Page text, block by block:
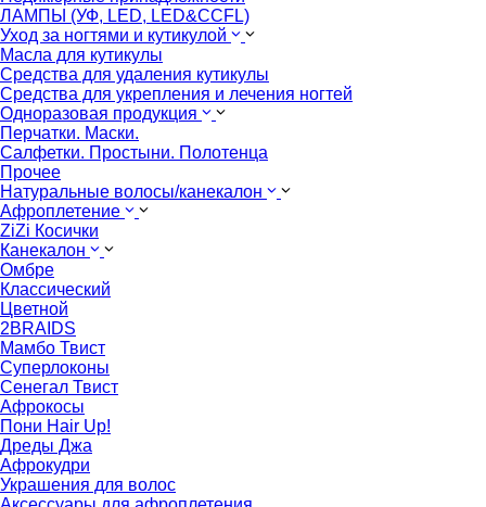
ЛАМПЫ (УФ, LED, LED&CCFL)
Уход за ногтями и кутикулой
Масла для кутикулы
Средства для удаления кутикулы
Средства для укрепления и лечения ногтей
Одноразовая продукция
Перчатки. Маски.
Салфетки. Простыни. Полотенца
Прочее
Натуральные волосы/канекалон
Афроплетение
ZiZi Косички
Канекалон
Омбре
Классический
Цветной
2BRAIDS
Мамбо Твист
Суперлоконы
Сенегал Твист
Афрокосы
Пони Hair Up!
Дреды Джа
Афрокудри
Украшения для волос